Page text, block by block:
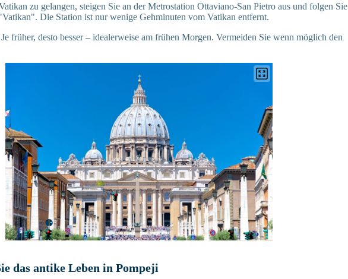
zu gelangen, steigen Sie an der Metrostation Ottaviano-San Pietro aus und folgen Sie
Die Station ist nur wenige Gehminuten vom Vatikan entfernt.
Je früher, desto besser – idealerweise am frühen Morgen. Vermeiden Sie wenn möglich den
das antike Leben in Pompeji